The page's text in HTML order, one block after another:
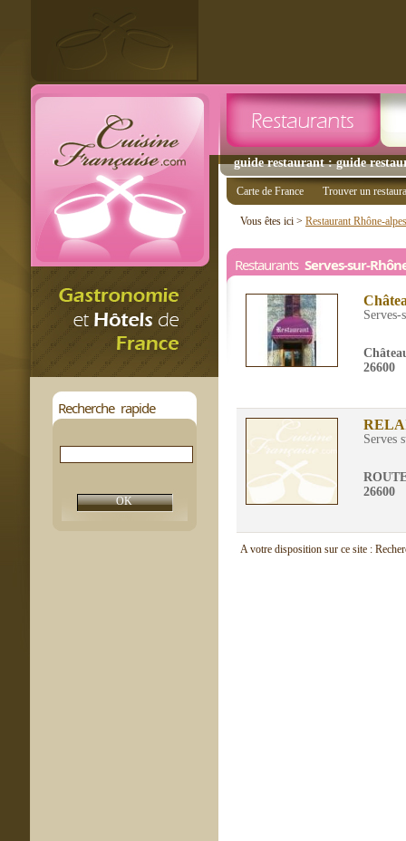
guide restaurant : guide
Recherche rapide
Carte de France Trouver un
Vous êtes ici > Restaurant Rhône-alpes
Restaurants Serves-sur-
Serves-
26600
Serves
26600
A votre disposition sur ce site :